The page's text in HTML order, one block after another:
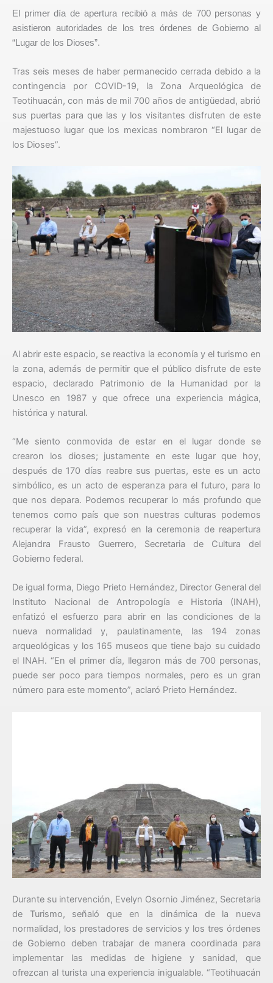
El primer día de apertura recibió a más de 700 personas y
asistieron autoridades de los tres órdenes de Gobierno al
“Lugar de los Dioses”.
Tras seis meses de haber permanecido cerrada debido a la
contingencia por COVID-19, la Zona Arqueológica de
Teotihuacán, con más de mil 700 años de antigüedad, abrió
sus puertas para que las y los visitantes disfruten de este
majestuoso lugar que los mexicas nombraron “El lugar de
los Dioses”.
Al abrir este espacio, se reactiva la economía y el turismo en
la zona, además de permitir que el público disfrute de este
espacio, declarado Patrimonio de la Humanidad por la
Unesco en 1987 y que ofrece una experiencia mágica,
histórica y natural.
“Me siento conmovida de estar en el lugar donde se
crearon los dioses; justamente en este lugar que hoy,
después de 170 días reabre sus puertas, este es un acto
simbólico, es un acto de esperanza para el futuro, para lo
que nos depara. Podemos recuperar lo más profundo que
tenemos como país que son nuestras culturas podemos
recuperar la vida”, expresó en la ceremonia de reapertura
Alejandra Frausto Guerrero, Secretaria de Cultura del
Gobierno federal.
De igual forma, Diego Prieto Hernández, Director General del
Instituto Nacional de Antropología e Historia (INAH),
enfatizó el esfuerzo para abrir en las condiciones de la
nueva normalidad y, paulatinamente, las 194 zonas
arqueológicas y los 165 museos que tiene bajo su cuidado
el INAH. “En el primer día, llegaron más de 700 personas,
puede ser poco para tiempos normales, pero es un gran
número para este momento”, aclaró Prieto Hernández.
Durante su intervención, Evelyn Osornio Jiménez, Secretaria
de Turismo, señaló que en la dinámica de la nueva
normalidad, los prestadores de servicios y los tres órdenes
de Gobierno deben trabajar de manera coordinada para
implementar las medidas de higiene y sanidad, que
ofrezcan al turista una experiencia inigualable. “Teotihuacán